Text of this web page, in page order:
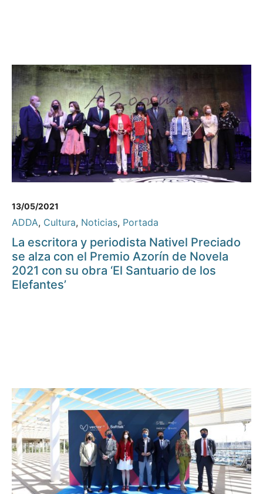
13/05/2021
ADDA, Cultura, Noticias, Portada
La escritora y periodista Nativel Preciado
se alza con el Premio Azorín de Novela
2021 con su obra ‘El Santuario de los
Elefantes’